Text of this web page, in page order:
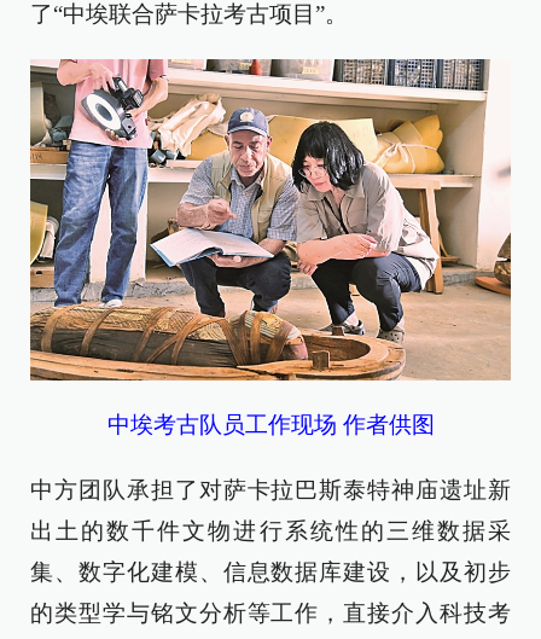
了“中埃联合萨卡拉考古项目”。
中埃考古队员工作现场 作者供图
中方团队承担了对萨卡拉巴斯泰特神庙遗址新
出土的数千件文物进行系统性的三维数据采
集、数字化建模、信息数据库建设，以及初步
的类型学与铭文分析等工作，直接介入科技考